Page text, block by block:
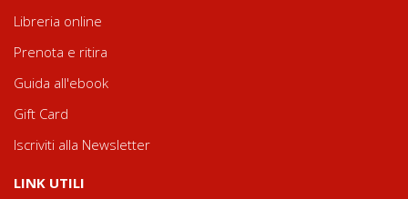
Libreria online
Prenota e ritira
Guida all'ebook
Gift Card
Iscriviti alla Newsletter
LINK UTILI